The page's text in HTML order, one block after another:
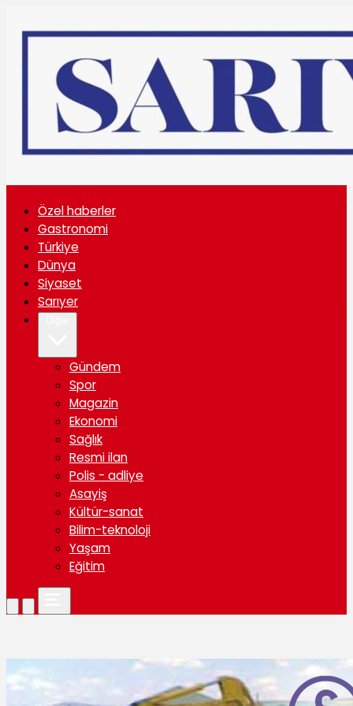
Özel haberler
Gastronomi
Türkiye
Dünya
Siyaset
Sarıyer
Gündem
Spor
Magazin
Ekonomi
Sağlık
Resmi ilan
Polis - adliye
Asayiş
Kültür-sanat
Bilim-teknoloji
Yaşam
Eğitim